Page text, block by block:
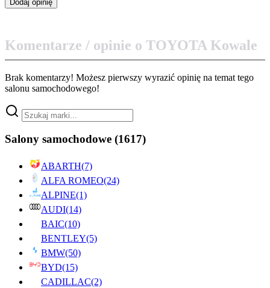
Komentarze / opinie o TOYOTA Kowale
Brak komentarzy! Możesz pierwszy wyrazić opinię na temat tego
salonu samochodowego!
Salony samochodowe (1617)
ABARTH(7)
ALFA ROMEO(24)
ALPINE(1)
AUDI(14)
BAIC(10)
BENTLEY(5)
BMW(50)
BYD(15)
CADILLAC(2)